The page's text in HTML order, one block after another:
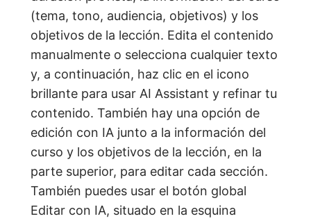
(tema, tono, audiencia, objetivos) y los
objetivos de la lección. Edita el contenido
manualmente o selecciona cualquier texto
y, a continuación, haz clic en el icono
brillante para usar AI Assistant y refinar tu
contenido. También hay una opción de
edición con IA junto a la información del
curso y los objetivos de la lección, en la
parte superior, para editar cada sección.
También puedes usar el botón global
Editar con IA, situado en la esquina